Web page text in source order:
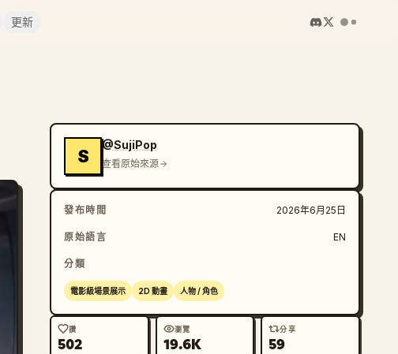
更新
S
@SujiPop
查看原始來源
發布時間 2026年6月25日
原始語言 EN
分類
電影級場景展示 2D 動畫 人物 / 角色
讚
502
瀏覽
19.6K
分享
59